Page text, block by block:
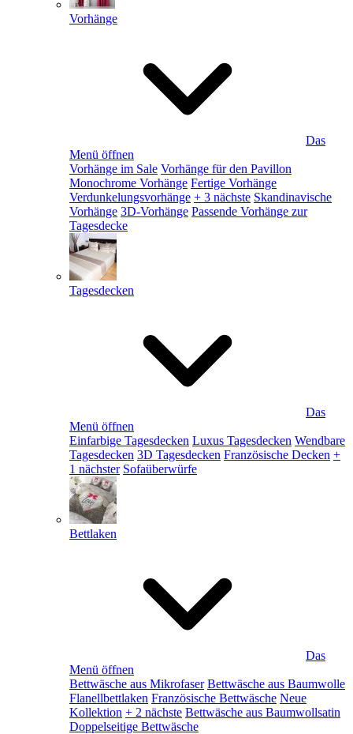
Vorhänge
Das
Menü öffnen
Vorhänge im Sale Vorhänge für den Pavillon
Monochrome Vorhänge Fertige Vorhänge
Verdunkelungsvorhänge + 3 nächste Skandinavische
Vorhänge 3D-Vorhänge Passende Vorhänge zur
Tagesdecke
Tagesdecken
Das
Menü öffnen
Einfarbige Tagesdecken Luxus Tagesdecken Wendbare
Tagesdecken 3D Tagesdecken Französische Decken +
1 nächster Sofaüberwürfe
Bettlaken
Das
Menü öffnen
Bettwäsche aus Mikrofaser Bettwäsche aus Baumwolle
Flanellbettlaken Französische Bettwäsche Neue
Kollektion + 2 nächste Bettwäsche aus Baumwollsatin
Doppelseitige Bettwäsche